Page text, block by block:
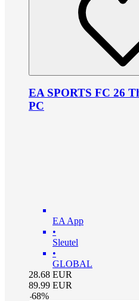
EA SPORTS FC 26
PC
EA App
•
Sleutel
•
GLOBAL
28.68 EUR
89.99 EUR
-68%